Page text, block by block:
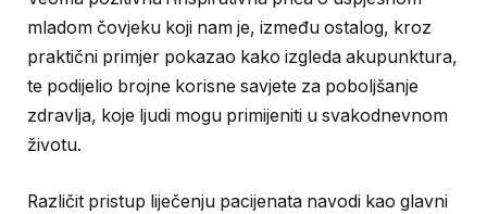
mladom čovjeku koji nam je, između ostalog, kroz
praktični primjer pokazao kako izgleda akupunktura,
te podijelio brojne korisne savjete za poboljšanje
zdravlja, koje ljudi mogu primijeniti u svakodnevnom
životu.
Različit pristup liječenju pacijenata navodi kao glavni